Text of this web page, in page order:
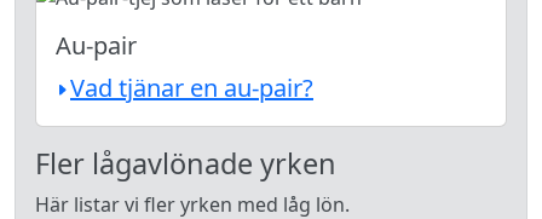
Au-pair
Vad tjänar en au-pair?
Fler lågavlönade yrken
Här listar vi fler yrken med låg lön.